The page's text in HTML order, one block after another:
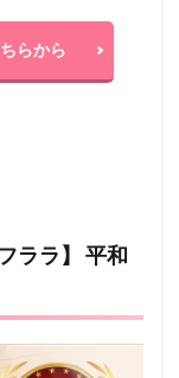
らから
ララ】 平和